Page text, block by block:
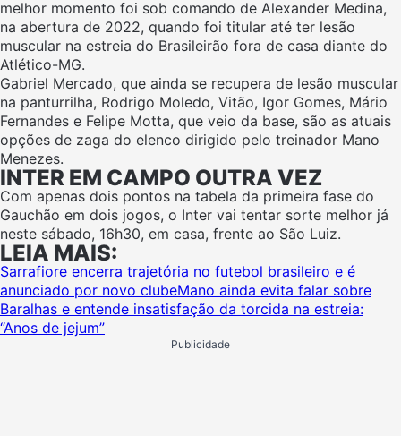
melhor momento foi sob comando de Alexander Medina,
na abertura de 2022, quando foi titular até ter lesão
muscular na estreia do Brasileirão fora de casa diante do
Atlético-MG.
Gabriel Mercado, que ainda se recupera de lesão muscular
na panturrilha, Rodrigo Moledo, Vitão, Igor Gomes, Mário
Fernandes e Felipe Motta, que veio da base, são as atuais
opções de zaga do elenco dirigido pelo treinador Mano
Menezes.
INTER EM CAMPO OUTRA VEZ
Com apenas dois pontos na tabela da primeira fase do
Gauchão em dois jogos, o Inter vai tentar sorte melhor já
neste sábado, 16h30, em casa, frente ao São Luiz.
LEIA MAIS:
Sarrafiore encerra trajetória no futebol brasileiro e é
anunciado por novo clubeMano ainda evita falar sobre
Baralhas e entende insatisfação da torcida na estreia:
“Anos de jejum”
Publicidade